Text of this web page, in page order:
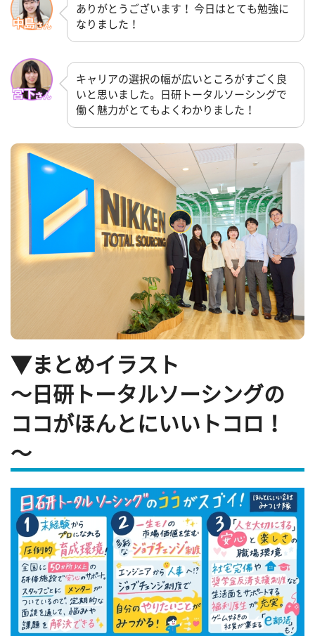
ありがとうございます！ 今日はとても勉強に
なりました！
キャリアの選択の幅が広いところがすごく良
いと思いました。日研トータルソーシングで
働く魅力がとてもよくわかりました！
▼まとめイラスト
～日研トータルソーシングの
ココがほんとにいいトコロ！
～